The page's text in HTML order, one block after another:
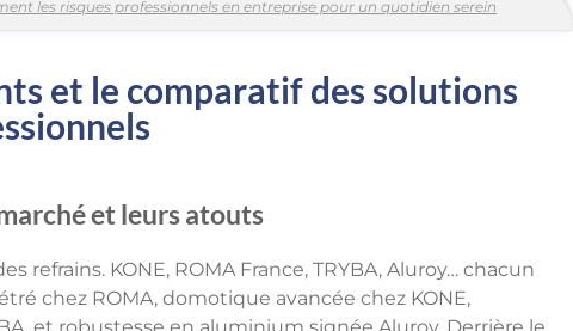
les risques professionnels en entreprise pour un quotidien serein
et le comparatif des solutions
et leurs atouts
refrains. KONE, ROMA France, TRYBA, Aluroy… chacun
chez ROMA, domotique avancée chez KONE,